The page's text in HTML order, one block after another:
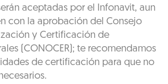
aceptadas por el Infonavit, aun
con la aprobación del Consejo
y Certificación de
(CONOCER); te recomendamos
de certificación para que no